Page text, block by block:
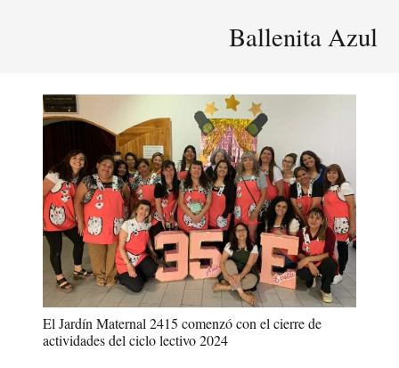
Ballenita Azul
El Jardín Maternal 2415 comenzó con el cierre de
actividades del ciclo lectivo 2024